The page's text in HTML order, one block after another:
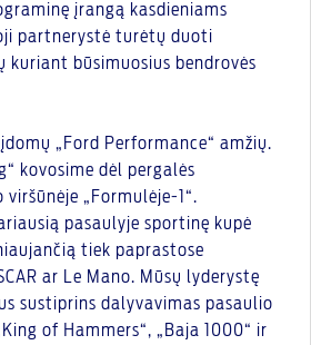
įrangą kasdieniams
partnerystė turėtų duoti
kuriant būsimuosius bendrovės
„Ford Performance“ amžių.
kovosime dėl pergalės
„Formulėje-1“.
pasaulyje sportinę kupė
tiek paprastose
ar Le Mano. Mūsų lyderystę
sustiprins dalyvavimas pasaulio
of Hammers“, „Baja 1000“ ir